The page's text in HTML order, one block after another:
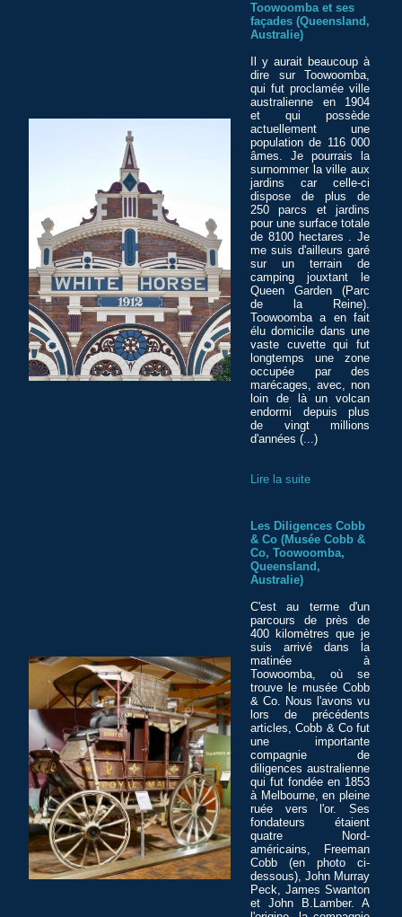
Toowoomba et ses
façades (Queensland,
Australie)
Il y aurait beaucoup à
dire sur Toowoomba,
qui fut proclamée ville
australienne en 1904
et qui possède
actuellement une
population de 116 000
âmes. Je pourrais la
surnommer la ville aux
jardins car celle-ci
dispose de plus de
250 parcs et jardins
pour une surface totale
de 8100 hectares . Je
me suis d'ailleurs garé
sur un terrain de
camping jouxtant le
Queen Garden (Parc
de la Reine).
Toowoomba a en fait
élu domicile dans une
vaste cuvette qui fut
longtemps une zone
occupée par des
marécages, avec, non
loin de là un volcan
endormi depuis plus
de vingt millions
d'années (...)
Lire la suite
Les Diligences Cobb
& Co (Musée Cobb &
Co, Toowoomba,
Queensland,
Australie)
C'est au terme d'un
parcours de près de
400 kilomètres que je
suis arrivé dans la
matinée à
Toowoomba, où se
trouve le musée Cobb
& Co. Nous l'avons vu
lors de précédents
articles, Cobb & Co fut
une importante
compagnie de
diligences australienne
qui fut fondée en 1853
à Melbourne, en pleine
ruée vers l'or. Ses
fondateurs étaient
quatre Nord-
américains, Freeman
Cobb (en photo ci-
dessous), John Murray
Peck, James Swanton
et John B.Lamber. A